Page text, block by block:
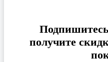
получите